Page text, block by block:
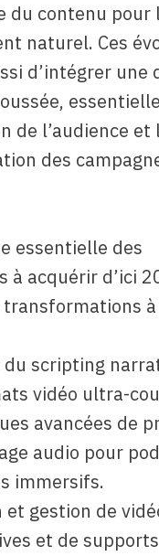
du contenu pour
naturel. Ces
d’intégrer une
de l’audience et
des
essentielle des
à acquérir d’ici
du scripting
vidéo ultra-
avancées de
audio pour
immersifs.
et gestion de
et de